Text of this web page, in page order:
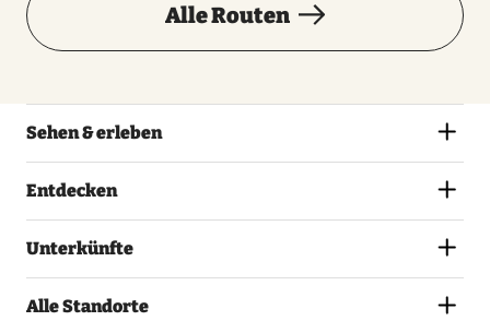
Alle Routen
Sehen & erleben
Entdecken
Unterkünfte
Alle Standorte